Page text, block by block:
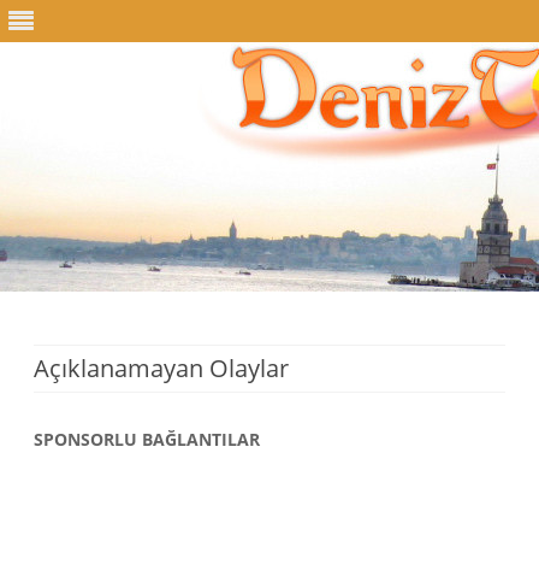
Açıklanamayan Olaylar
SPONSORLU BAĞLANTILAR